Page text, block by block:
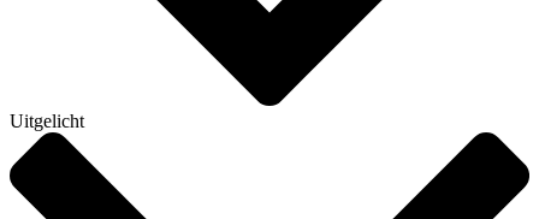
Uitgelicht